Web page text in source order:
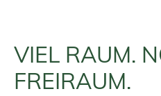
VIEL RAUM.
FREIRAUM.